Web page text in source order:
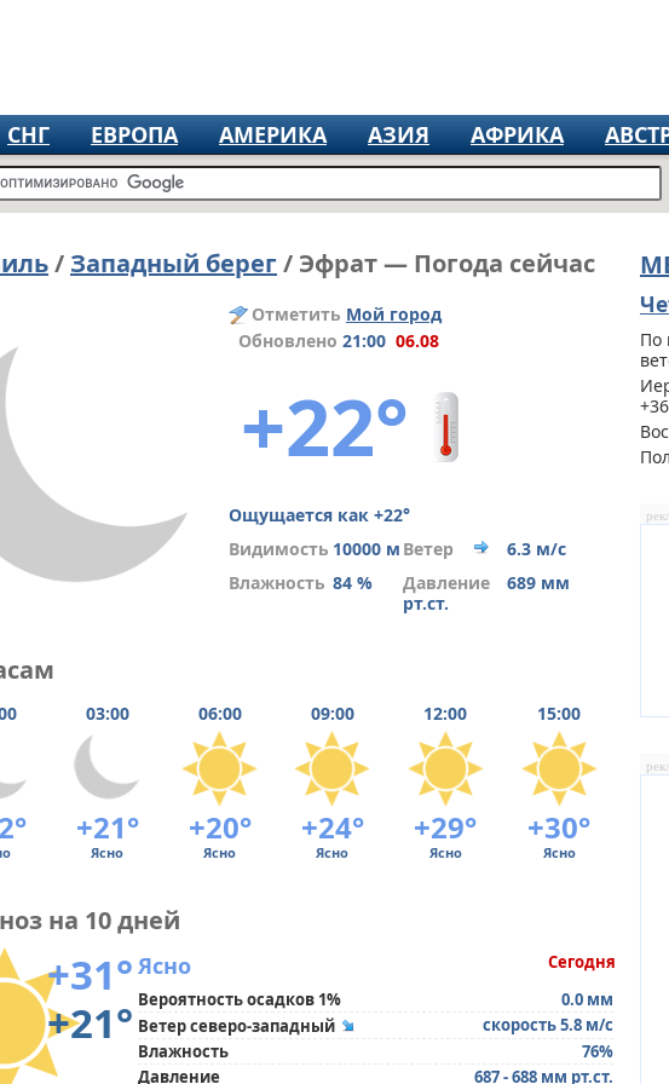
СНГ ЕВРОПА АМЕРИКА АЗИЯ АФРИКА
/ Западный берег / Эфрат — Погода сейчас
Отметить Мой город
Обновлено 21:00 06.08
+22°
Ощущается как +22°
Видимость 10000 м Ветер
6.3 м/с
Влажность 84 % Давление
689 мм
рт.ст.
03:00 06:00 09:00 12:00 15:00
+21° +20° +24° +29° +30°
Ясно Ясно Ясно Ясно Ясно
на 10 дней
+31°
+21°
Сегодня
Ясно
Вероятность осадков 1%
0.0 мм
Ветер северо-западный
скорость 5.8 м/с
Влажность
76%
Давление
687 - 688 мм рт.ст.
По